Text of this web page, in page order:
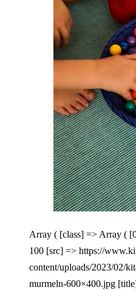
Array ( [class] => Array (
100 [src] => https://
content/uploads/2023/02/
murmeln-600×400.jpg